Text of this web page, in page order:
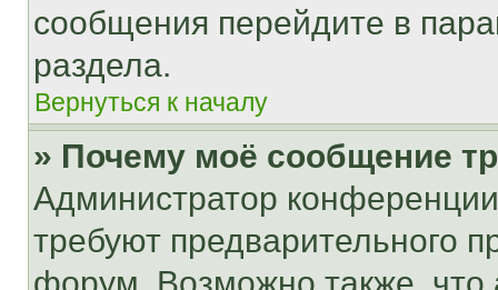
сообщения перейдите в
раздела.
Вернуться к началу
» Почему моё сообщение
Администратор
требуют предварительного